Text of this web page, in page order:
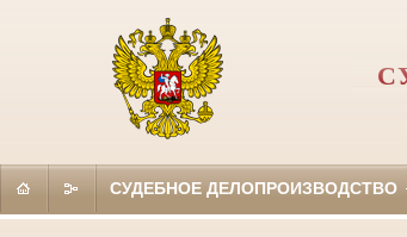
СУДЕБНОЕ ДЕЛОПРОИЗВОДСТВО